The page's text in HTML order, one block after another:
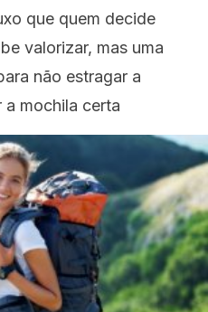
que quem decide
valorizar, mas uma
não estragar a
a mochila certa